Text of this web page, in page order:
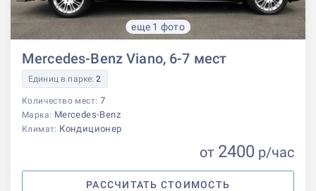
еще 1 фото
Mercedes-Benz Viano, 6-7 мест
Единиц в парке:2
Количество мест: 7
Марка: Mercedes-Benz
Климат: Кондиционер
от 2400 р/час
РАССЧИТАТЬ СТОИМОСТЬ